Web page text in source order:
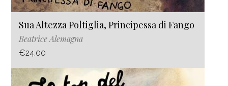
Sua Altezza Poltiglia, Principessa di Fango
Beatrice Alemagna
€24.00